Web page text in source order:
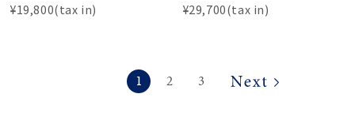
¥19,800(tax in) ¥29,700(tax in)
1 2 3